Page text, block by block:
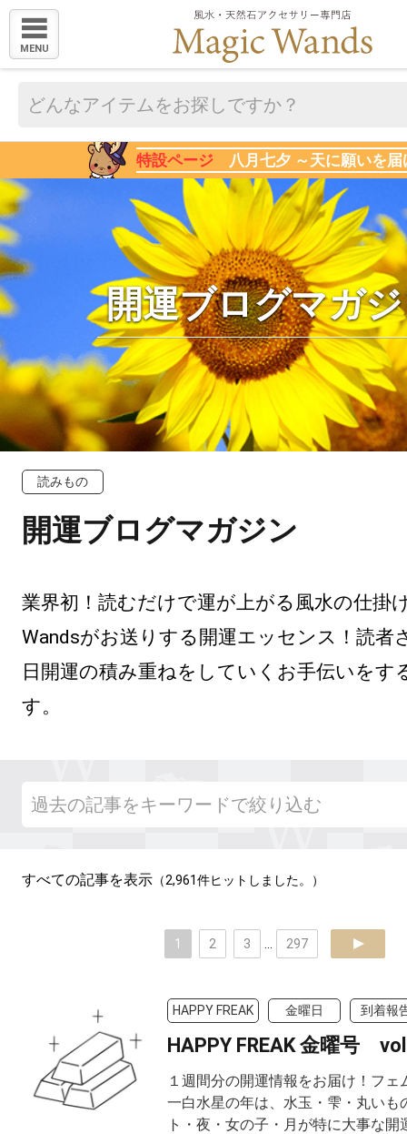
MENU
特設ページ 八月七夕 ～天に願いを届
開運ブログマガ
読みもの
開運ブログマガジン
業界初！読むだけで運が上がる風水の仕掛
Wandsがお送りする開運エッセンス！読者
日開運の積み重ねをしていくお手伝いをす
すべての記事を表示 （2,961件ヒットしました。）
1 2 3 297 next
HAPPY FREAK 金曜日 到着報
HAPPY FREAK 金曜号
１週間分の開運情報をお届け！フェ
一白水星の年は、水玉・雫・丸いも
ト・夜・女の子・月が特に大事な開